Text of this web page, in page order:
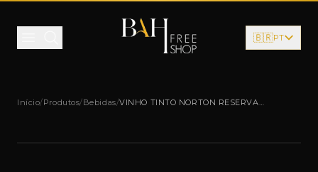
🇧🇷PT
Início/Produtos/Bebidas/VINHO TINTO NORTON RESERVA